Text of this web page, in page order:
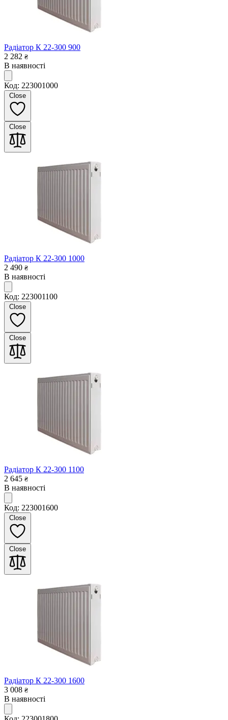
Радіатор К 22-300 900
2 282 ₴
В наявності
Код: 223001000
Close
Close
Радіатор К 22-300 1000
2 490 ₴
В наявності
Код: 223001100
Close
Close
Радіатор К 22-300 1100
2 645 ₴
В наявності
Код: 223001600
Close
Close
Радіатор К 22-300 1600
3 008 ₴
В наявності